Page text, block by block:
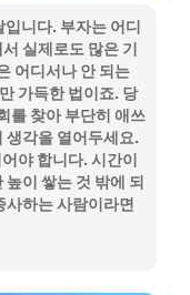
니다. 부자는 어디
실제로도 많은 기
어디서나 안 되는
가득한 법이죠. 당
를 찾아 부단히 애쓰
생각을 열어두세요.
야 합니다. 시간이
이 쌓는 것 밖에 되
사하는 사람이라면